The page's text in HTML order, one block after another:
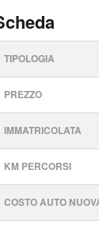
TIPOLOGIA
PREZZO
IMMATRICOLATA
KM PERCORSI
COSTO AUTO